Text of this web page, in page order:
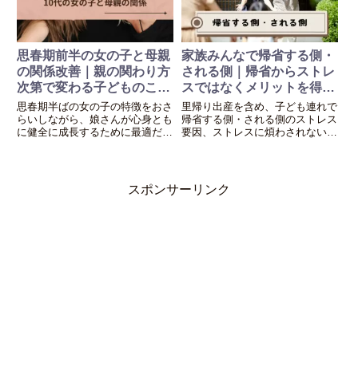
思春期前半の女の子と母親
の関係改善｜親の関わり方
次第で変わる子どものこれ
から
思春期半ばの女の子の特徴をおさ
らいしながら、娘さんが心身とも
に健全に成長するために最適だと
家族みんなで帰省する側・
される側｜帰省からストレ
スではなくメリットを得る
には？
里帰り出産を含め、子ども連れで
帰省する側・される側のストレス
要因、ストレスに煩わされないた
す。
スポンサーリンク